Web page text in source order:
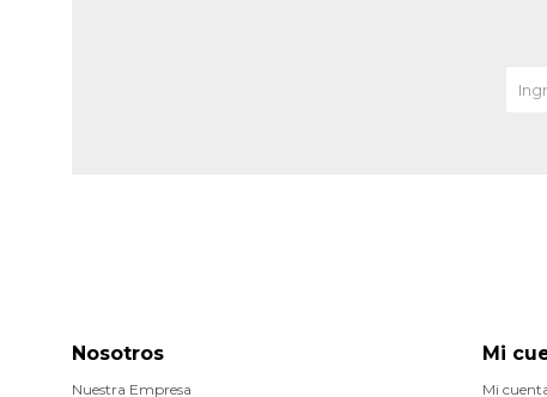
Nosotros
Nuestra Empresa
Mi
Mi